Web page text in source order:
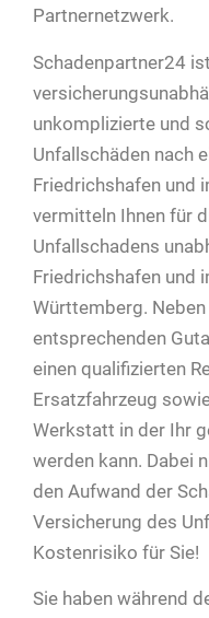
Partnernetzwerk.
Schadenpartner24
unkomplizierte und
Unfallschäden nach
Friedrichshafen und
vermitteln Ihnen für
Unfallschadens
Friedrichshafen und
Württemberg.
entsprechenden
einen qualifizierten
Ersatzfahrzeug
Werkstatt in der Ihr
werden kann. Dabei
den Aufwand der
Versicherung des
Kostenrisiko für Sie!
Sie haben während